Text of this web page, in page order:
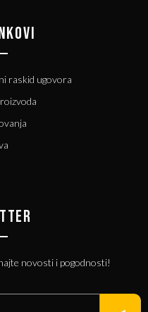
raskid ugovora
novosti i pogodnosti!